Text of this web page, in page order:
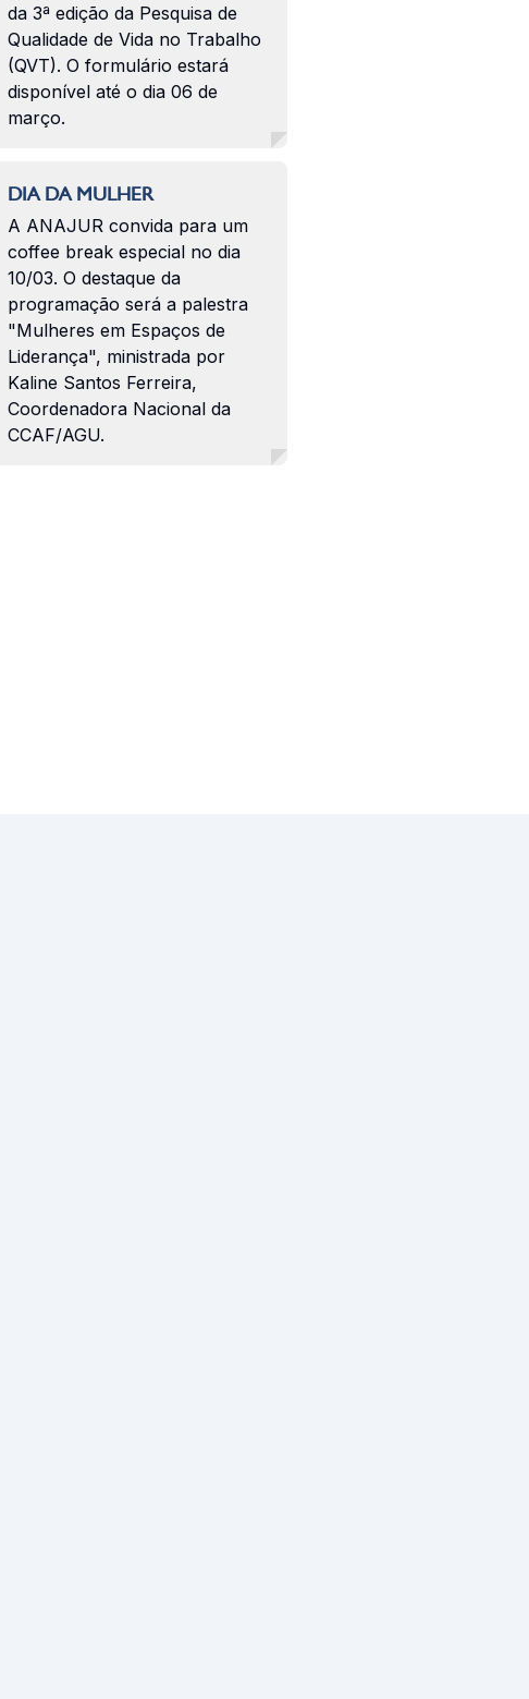
da 3ª edição da Pesquisa de
Qualidade de Vida no Trabalho
(QVT). O formulário estará
disponível até o dia 06 de
março.
DIA DA MULHER
A ANAJUR convida para um
coffee break especial no dia
10/03. O destaque da
programação será a palestra
"Mulheres em Espaços de
Liderança", ministrada por
Kaline Santos Ferreira,
Coordenadora Nacional da
CCAF/AGU.